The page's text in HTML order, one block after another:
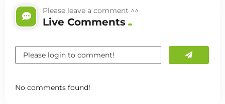
Please leave a comment ^^
Live Comments
No comments found!